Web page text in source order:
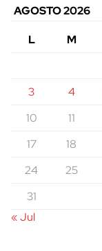
AGOSTO 2026
L
M
3
4
10
11
17
18
24
25
31
« Jul